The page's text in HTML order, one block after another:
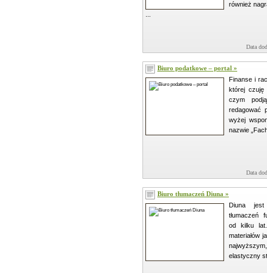
również
Data
Biuro podatkowe – portal »
Finanse i
której
czym
redagować
wyżej
nazwie
Data
Biuro tłumaczeń Diuna »
Diuna jest
tłumaczeń
od kilku lat.
materiałów
elastyczny